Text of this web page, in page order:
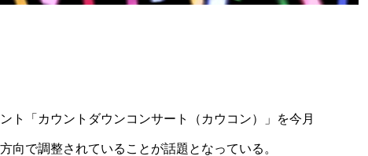
ト「カウントダウンコンサート（カウコン）」を今月
向で調整されていることが話題となっている。
はまるで間接照
Collection
【関東地方】GW期間中が見ごろのフラ